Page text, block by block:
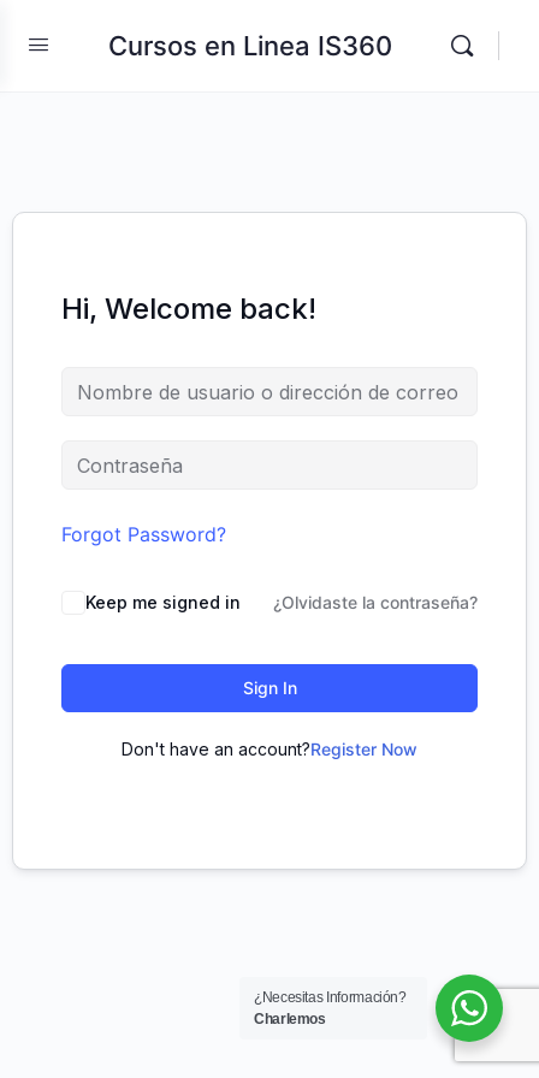
Cursos en Linea IS360
Hi, Welcome back!
Forgot Password?
Keep me signed in ¿Olvidaste la contraseña?
Sign In
Don't have an account?Register Now
¿Necesitas Información?
Charlemos